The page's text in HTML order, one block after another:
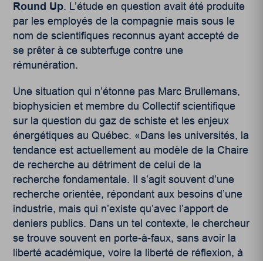
Round Up. L’étude en question avait été produite
par les employés de la compagnie mais sous le
nom de scientifiques reconnus ayant accepté de
se prêter à ce subterfuge contre une
rémunération.
Une situation qui n’étonne pas Marc Brullemans,
biophysicien et membre du Collectif scientifique
sur la question du gaz de schiste et les enjeux
énergétiques au Québec. «Dans les universités, la
tendance est actuellement au modèle de la Chaire
de recherche au détriment de celui de la
recherche fondamentale. Il s’agit souvent d’une
recherche orientée, répondant aux besoins d’une
industrie, mais qui n’existe qu’avec l’apport de
deniers publics. Dans un tel contexte, le chercheur
se trouve souvent en porte-à-faux, sans avoir la
liberté académique, voire la liberté de réflexion, à